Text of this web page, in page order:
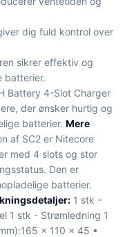
dig fuld kontrol over
sikrer effektiv og
batterier.
Battery 4-Slot Charger
der ønsker hurtig og
batterier. Mere
af SC2 er Nitecore
med 4 slots og stor
Den er
batterier.
1 stk -
1 stk - Strømledning 1
x 110 x 45 •